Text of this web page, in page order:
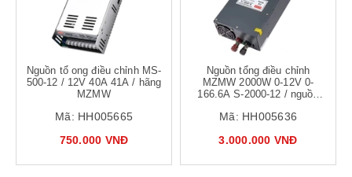
Nguồn tổ ong điều chỉnh MS-
500-12 / 12V 40A 41A / hãng
MZMW
Mã: HH005665
750.000 VNĐ
Nguồn tổng điều chỉnh
MZMW 2000W 0-12V 0-
166.6A S-2000-12 / nguồn
suất cao cho máy laser, thẩm
Mã: HH005636
3.000.000 VNĐ